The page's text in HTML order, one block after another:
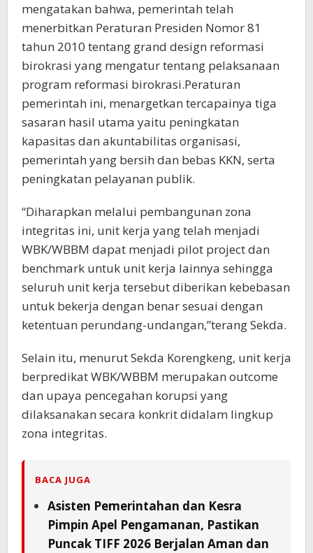
mengatakan bahwa, pemerintah telah
menerbitkan Peraturan Presiden Nomor 81
tahun 2010 tentang grand design reformasi
birokrasi yang mengatur tentang pelaksanaan
program reformasi birokrasi.Peraturan
pemerintah ini, menargetkan tercapainya tiga
sasaran hasil utama yaitu peningkatan
kapasitas dan akuntabilitas organisasi,
pemerintah yang bersih dan bebas KKN, serta
peningkatan pelayanan publik.
“Diharapkan melalui pembangunan zona
integritas ini, unit kerja yang telah menjadi
WBK/WBBM dapat menjadi pilot project dan
benchmark untuk unit kerja lainnya sehingga
seluruh unit kerja tersebut diberikan kebebasan
untuk bekerja dengan benar sesuai dengan
ketentuan perundang-undangan,”terang Sekda.
Selain itu, menurut Sekda Korengkeng, unit kerja
berpredikat WBK/WBBM merupakan outcome
dan upaya pencegahan korupsi yang
dilaksanakan secara konkrit didalam lingkup
zona integritas.
BACA JUGA
Asisten Pemerintahan dan Kesra
Pimpin Apel Pengamanan, Pastikan
Puncak TIFF 2026 Berjalan Aman dan